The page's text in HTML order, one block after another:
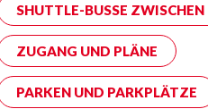
SHUTTLE-BUSSE
ZUGANG UND PLÄNE
PARKEN UND PARKPLÄTZE